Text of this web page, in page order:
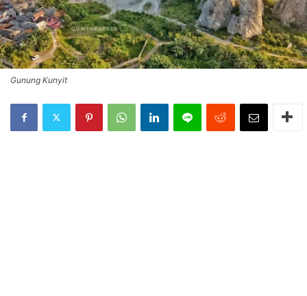
Gunung Kunyit